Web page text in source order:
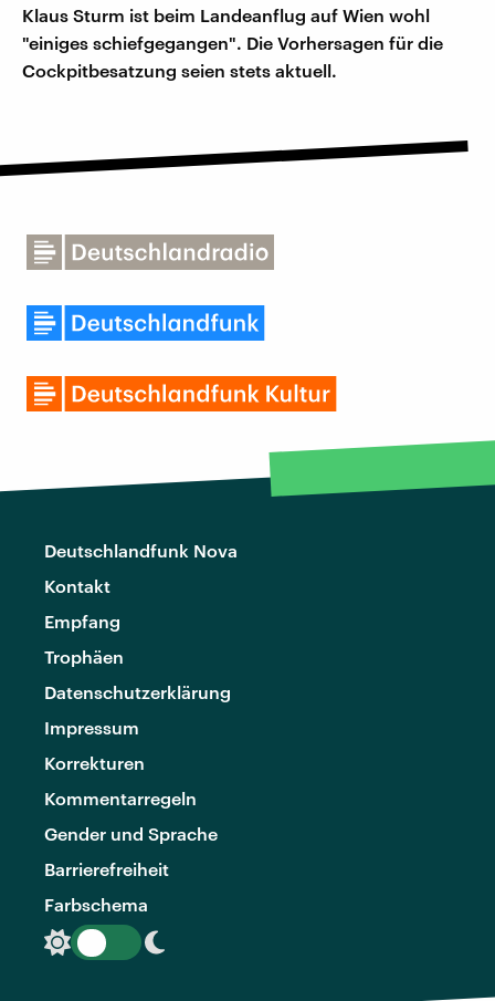
Klaus Sturm ist beim Landeanflug auf Wien wohl
"einiges schiefgegangen". Die Vorhersagen für die
Cockpitbesatzung seien stets aktuell.
Deutschlandfunk Nova
Kontakt
Empfang
Trophäen
Datenschutzerklärung
Impressum
Korrekturen
Kommentarregeln
Gender und Sprache
Barrierefreiheit
Farbschema